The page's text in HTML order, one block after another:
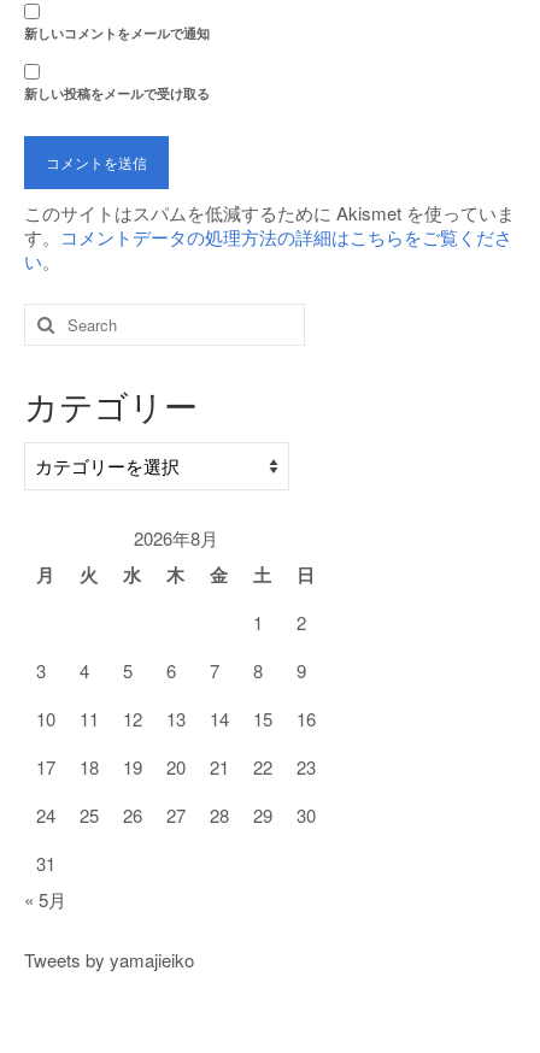
新しいコメントをメールで通知
新しい投稿をメールで受け取る
このサイトはスパムを低減するために Akismet を使っていま
す。 コメントデータの処理方法の詳細はこちらをご覧くださ
い。
Search
for:
カテゴリー
テ
2026年8月
月 火 水 木 金 土 日
1
2
3
4 5 6 7 8
9
10
11 12 13 14 15
16
17
18 19 20 21 22
23
24
25 26 27 28 29
30
31
« 5月
Tweets by yamajieiko